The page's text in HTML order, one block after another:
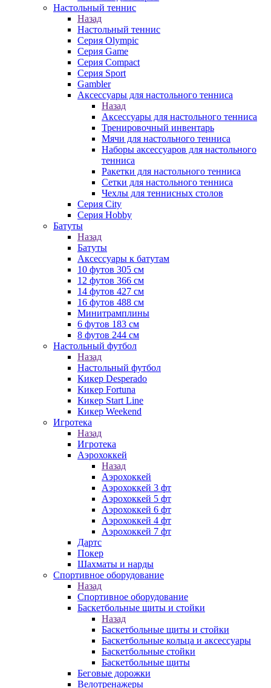
Настольный теннис
Назад
Настольный теннис
Серия Olympic
Серия Game
Серия Compact
Серия Sport
Gambler
Аксессуары для настольного тенниса
Назад
Аксессуары для настольного тенниса
Тренировочный инвентарь
Мячи для настольного тенниса
Наборы аксессуаров для настольного
тенниса
Ракетки для настольного тенниса
Сетки для настольного тенниса
Чехлы для теннисных столов
Серия City
Серия Hobby
Батуты
Назад
Батуты
Аксессуары к батутам
10 футов 305 см
12 футов 366 см
14 футов 427 см
16 футов 488 см
Минитрамплины
6 футов 183 см
8 футов 244 см
Настольный футбол
Назад
Настольный футбол
Кикер Desperado
Кикер Fortuna
Кикер Start Line
Кикер Weekend
Игротека
Назад
Игротека
Аэрохоккей
Назад
Аэрохоккей
Аэрохоккей 3 фт
Аэрохоккей 5 фт
Аэрохоккей 6 фт
Аэрохоккей 4 фт
Аэрохоккей 7 фт
Дартс
Покер
Шахматы и нарды
Спортивное оборудование
Назад
Спортивное оборудование
Баскетбольные щиты и стойки
Назад
Баскетбольные щиты и стойки
Баскетбольные кольца и аксессуары
Баскетбольные стойки
Баскетбольные щиты
Беговые дорожки
Велотренажеры